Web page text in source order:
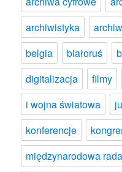
archiwistyka
belgia
białoruś
digitalizacja
filmy
i wojna światowa
konferencje
międzynarodowa